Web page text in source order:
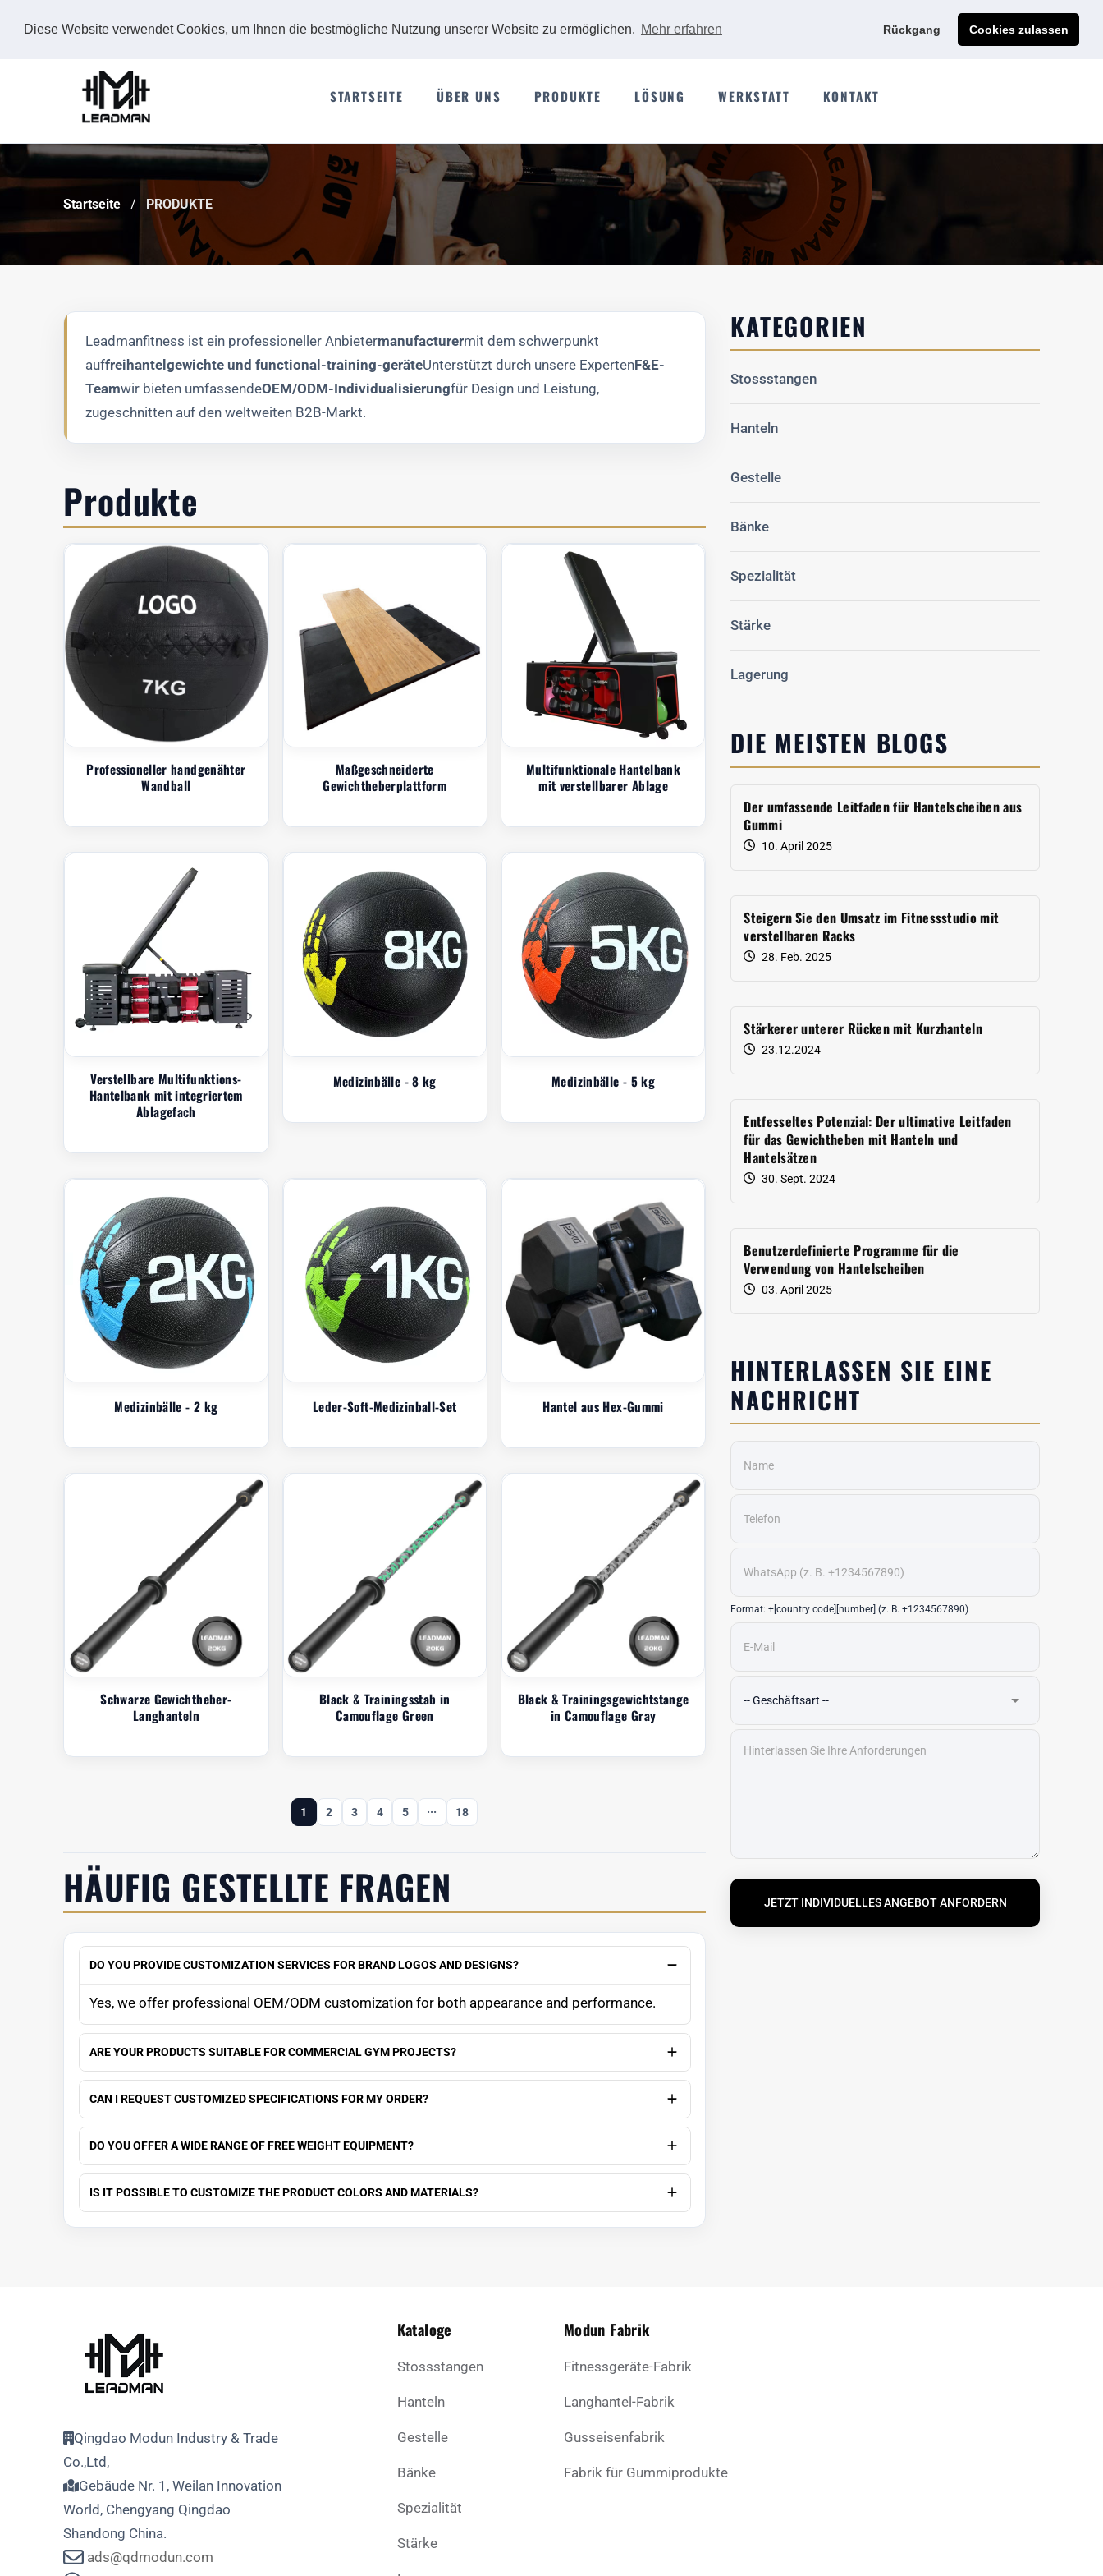
Diese Website verwendet Cookies, um Ihnen die bestmögliche Nutzung unserer Website zu ermöglichen. Mehr erfahren Rückgang Cookies zulassen
Jetzt individuelles Angebot anfordern
STARTSEITE ÜBER UNS PRODUKTE LÖSUNG WERKSTATT KONTAKT
Startseite PRODUKTE
Leadmanfitness ist ein professioneller Anbietermanufacturermit dem schwerpunkt
auffreihantelgewichte und functional-training-geräteUnterstützt durch unsere ExpertenF&E-
Teamwir bieten umfassendeOEM/ODM-Individualisierungfür Design und Leistung,
zugeschnitten auf den weltweiten B2B-Markt.
Produkte
Professioneller handgenähter
Wandball
Maßgeschneiderte
Gewichtheberplattform
Multifunktionale Hantelbank
mit verstellbarer Ablage
Verstellbare Multifunktions-
Hantelbank mit integriertem
Ablagefach
Medizinbälle - 8 kg Medizinbälle - 5 kg
Medizinbälle - 2 kg Leder-Soft-Medizinball-Set Hantel aus Hex-Gummi
Schwarze Gewichtheber-
Langhanteln
Black & Trainingsstab in
Camouflage Green
Black & Trainingsgewichtstange
in Camouflage Gray
1 2 3 4 5 ··· 18
HÄUFIG GESTELLTE FRAGEN
DO YOU PROVIDE CUSTOMIZATION SERVICES FOR BRAND LOGOS AND DESIGNS?
Yes, we offer professional OEM/ODM customization for both appearance and performance.
ARE YOUR PRODUCTS SUITABLE FOR COMMERCIAL GYM PROJECTS?
CAN I REQUEST CUSTOMIZED SPECIFICATIONS FOR MY ORDER?
DO YOU OFFER A WIDE RANGE OF FREE WEIGHT EQUIPMENT?
IS IT POSSIBLE TO CUSTOMIZE THE PRODUCT COLORS AND MATERIALS?
KATEGORIEN
Stossstangen
Hanteln
Gestelle
Bänke
Spezialität
Stärke
Lagerung
DIE MEISTEN BLOGS
Der umfassende Leitfaden für Hantelscheiben aus
Gummi
10. April 2025
Steigern Sie den Umsatz im Fitnessstudio mit
verstellbaren Racks
28. Feb. 2025
Stärkerer unterer Rücken mit Kurzhanteln
23.12.2024
Entfesseltes Potenzial: Der ultimative Leitfaden
für das Gewichtheben mit Hanteln und
Hantelsätzen
30. Sept. 2024
Benutzerdefinierte Programme für die
Verwendung von Hantelscheiben
03. April 2025
HINTERLASSEN SIE EINE
NACHRICHT
Format: +[country code][number] (z. B. +1234567890)
JETZT INDIVIDUELLES ANGEBOT ANFORDERN
Qingdao Modun Industry & Trade
Co.,Ltd,
Gebäude Nr. 1, Weilan Innovation
World, Chengyang Qingdao
Shandong China.
ads@qdmodun.com
Kataloge
Stossstangen
Hanteln
Gestelle
Bänke
Spezialität
Stärke
Modun Fabrik
Fitnessgeräte-Fabrik
Langhantel-Fabrik
Gusseisenfabrik
Fabrik für Gummiprodukte